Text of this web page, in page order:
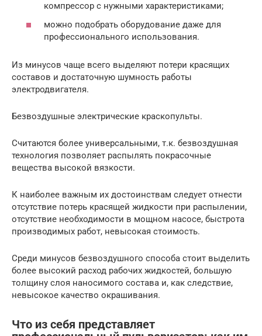
компрессор с нужными характеристиками;
можно подобрать оборудование даже для
профессионального использования.
Из минусов чаще всего выделяют потери красящих
составов и достаточную шумность работы
электродвигателя.
Безвоздушные электрические краскопульты.
Считаются более универсальными, т.к. безвоздушная
технология позволяет распылять покрасочные
вещества высокой вязкости.
К наиболее важным их достоинствам следует отнести
отсутствие потерь красящей жидкости при распылении,
отсутствие необходимости в мощном насосе, быстрота
производимых работ, невысокая стоимость.
Среди минусов безвоздушного способа стоит выделить
более высокий расход рабочих жидкостей, большую
толщину слоя наносимого состава и, как следствие,
невысокое качество окрашивания.
Что из себя представляет